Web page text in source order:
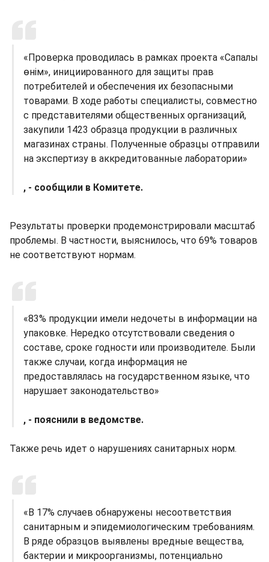
«Проверка проводилась в рамках проекта «Сапалы
өнім», инициированного для защиты прав
потребителей и обеспечения их безопасными
товарами. В ходе работы специалисты, совместно
с представителями общественных организаций,
закупили 1423 образца продукции в различных
магазинах страны. Полученные образцы отправили
на экспертизу в аккредитованные лаборатории»
, - сообщили в Комитете.
Результаты проверки продемонстрировали масштаб
проблемы. В частности, выяснилось, что 69% товаров
не соответствуют нормам.
«83% продукции имели недочеты в информации на
упаковке. Нередко отсутствовали сведения о
составе, сроке годности или производителе. Были
также случаи, когда информация не
предоставлялась на государственном языке, что
нарушает законодательство»
, - пояснили в ведомстве.
Также речь идет о нарушениях санитарных норм.
«В 17% случаев обнаружены несоответствия
санитарным и эпидемиологическим требованиям.
В ряде образцов выявлены вредные вещества,
бактерии и микроорганизмы, потенциально